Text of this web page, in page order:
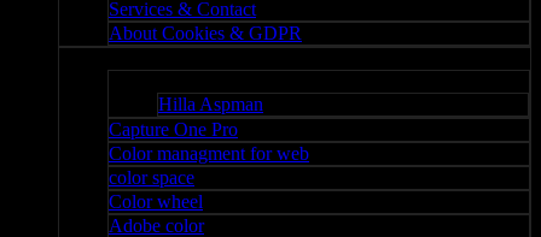
Services & Contact
About Cookies & GDPR
Hilla Aspman
Capture One Pro
Color managment for web
color space
Color wheel
Adobe color